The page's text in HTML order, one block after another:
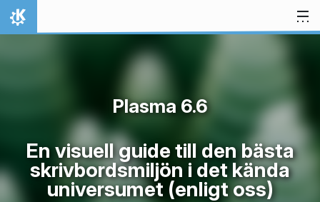
Gå till innehåll
Hem
Plasma 6.6
En visuell guide till den bästa
skrivbordsmiljön i det kända
universumet (enligt oss)